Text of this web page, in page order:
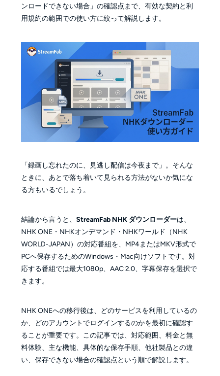
ンロードできない場合」の確認点まで、有効な契約と利
用規約の範囲での使い方に絞って解説します。
「録画し忘れたのに、見逃し配信は今夜まで」。そんな
ときに、あとで落ち着いて見られる方法がないか気にな
る方もいるでしょう。
結論から言うと、 StreamFab NHK ダウンローダーは、
NHK ONE・NHKオンデマンド・NHKワールド（NHK
WORLD-JAPAN）の対応番組を、MP4またはMKV形式で
PCへ保存するためのWindows・Mac向けソフトです。対
応する番組では最大1080p、AAC 2.0、字幕保存を選択で
きます。
NHK ONEへの移行後は、どのサービスを利用しているの
か、どのアカウントでログインするのかを最初に確認す
ることが重要です。この記事では、対応範囲、料金と無
料体験、主な機能、具体的な保存手順、他社製品との違
い、保存できない場合の確認点という順で解説します。